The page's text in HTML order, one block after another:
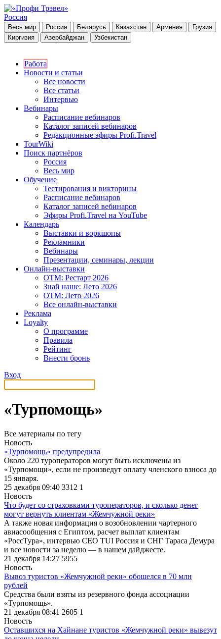
Россия
Весь мир Россия Беларусь Казахстан Армения
Грузия
Киргизия
Азербайджан Узбекистан
Работа
Новости и статьи
Все новости
Все статьи
Интервью
Вебинары
Расписание вебинаров
Каталог записей вебинаров
Редакционные эфиры Profi.Travel
TourWiki
Поиск партнёров
Россия
Весь мир
Обучение
Тестирования и викторины
Расписание вебинаров
Каталог записей вебинаров
Эфиры Profi.Travel на YouTube
Календарь
Выставки и воркшопы
Рекламники
Вебинары
Презентации, семинары, лекции
Онлайн-выставки
OTM: Рестарт 2026
Знай наше: Лето 2026
OTM: Лето 2026
Все онлайн-выставки
Реклама
Loyalty
О программе
Правила
Рейтинг
Внести бронь
Вход
«Турпомощь»
Все материалы по тегу
Новость
«Турпомощь» предупредила
Около 220 туроператоров могут быть исключены из
«Турпомощи», если не произведут оплату членского взноса до
15 января.
25 декабря 09:40 3312 1
Новость
Что будет со страховками туроператоров, и сколько денег
могут вернуть клиентам «Жемчужной реки»
А также новая информация о возобновлении чартерного
авиасообщения с Египтом, расчет выплат клиентам
«РоссТура», интервью CEO TUI Россия и СНГ Тараса Демура
и все новости за неделю — в нашем дайджесте.
21 декабря 14:27 5955
Новость
Вывоз туристов «Жемчужной реки» обошелся в 70 млн
рублей
Средства были взяты из резервного фонда ассоциации
«Турпомощь».
21 декабря 08:41 2605 1
Новость
Оставшихся на Хайнане туристов «Жемчужной реки» вывезут